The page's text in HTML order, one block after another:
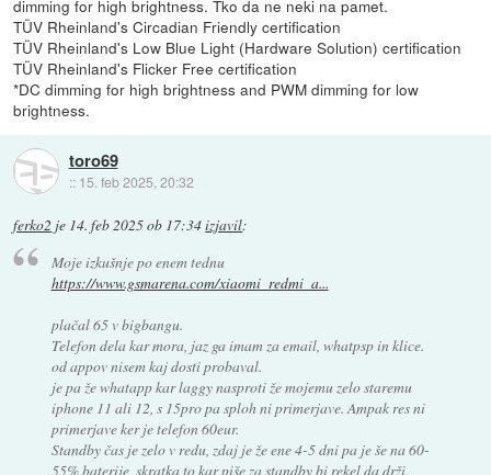
dimming for high brightness. Tko da ne neki na pamet.
TÜV Rheinland's Circadian Friendly certification
TÜV Rheinland's Low Blue Light (Hardware Solution) certification
TÜV Rheinland's Flicker Free certification
*DC dimming for high brightness and PWM dimming for low
brightness.
toro69
:: 15. feb 2025, 20:32
ferko2 je 14. feb 2025 ob 17:34izjavil:
Moje izkušnje po enem tednu
https://www.gsmarena.com/xiaomi_redmi_a...
plačal 65 v bigbangu.
Telefon dela kar mora, jaz ga imam za email, whatpsp in klice.
od appov nisem kaj dosti probaval.
je pa že whatapp kar laggy nasproti že mojemu zelo staremu
iphone 11 ali 12, s 15pro pa sploh ni primerjave. Ampak res ni
primerjave ker je telefon 60eur.
Standby čas je zelo v redu, zdaj je že ene 4-5 dni pa je še na 60-
55% baterije, skratka to kar piše za standby bi rekel da drži.